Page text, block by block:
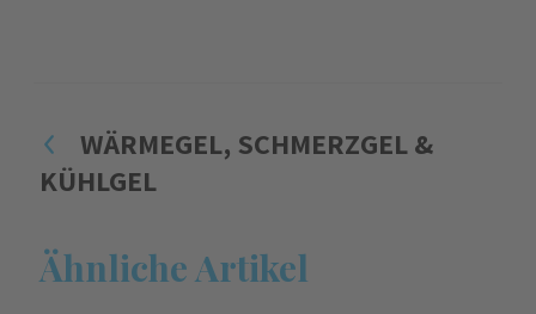
WÄRMEGEL, SCHMERZGEL &
KÜHLGEL
Ähnliche Artikel